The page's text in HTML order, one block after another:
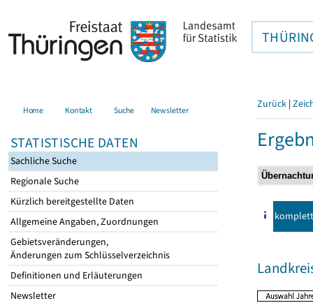
Home Kontakt Suche Newsletter
STATISTISCHE DATEN
Sachliche Suche
Regionale Suche
Kürzlich bereitgestellte Daten
Allgemeine Angaben, Zuordnungen
Gebietsveränderungen,
Änderungen zum Schlüsselverzeichnis
Definitionen und Erläuterungen
Newsletter
Zurück |
komplett